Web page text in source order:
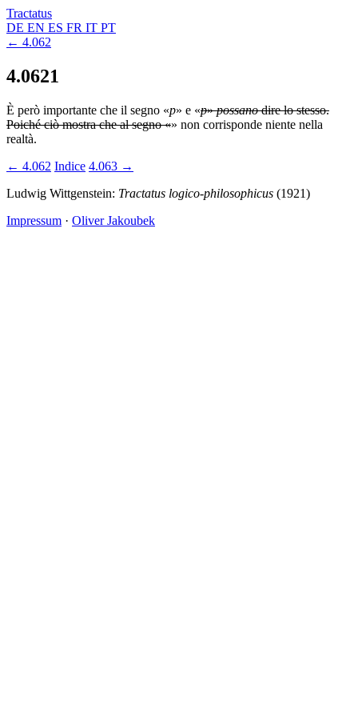
Tractatus
DE EN ES FR IT PT
← 4.062
4.0621
È però importante che il segno «p» e «p»possanodire lo stesso.
Poiché ciò mostra che al segno «» non corrisponde niente nella
realtà.
← 4.062 Indice 4.063 →
Ludwig Wittgenstein: Tractatus logico-philosophicus (1921)
Impressum · Oliver Jakoubek